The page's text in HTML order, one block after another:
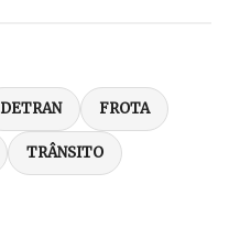
DETRAN FROTA
TRÂNSITO